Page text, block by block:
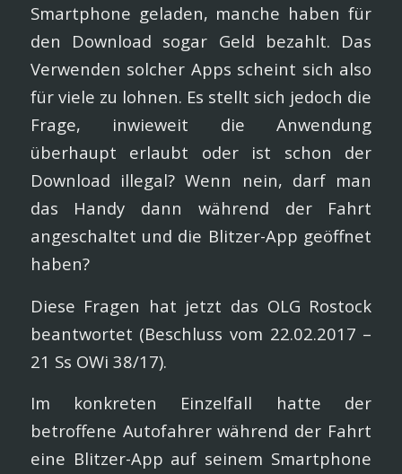
Smartphone geladen, manche haben für
den Download sogar Geld bezahlt. Das
Verwenden solcher Apps scheint sich also
für viele zu lohnen. Es stellt sich jedoch die
Frage, inwieweit die Anwendung
überhaupt erlaubt oder ist schon der
Download illegal? Wenn nein, darf man
das Handy dann während der Fahrt
angeschaltet und die Blitzer-App geöffnet
haben?
Diese Fragen hat jetzt das OLG Rostock
beantwortet (Beschluss vom 22.02.2017 –
21 Ss OWi 38/17).
Im konkreten Einzelfall hatte der
betroffene Autofahrer während der Fahrt
eine Blitzer-App auf seinem Smartphone